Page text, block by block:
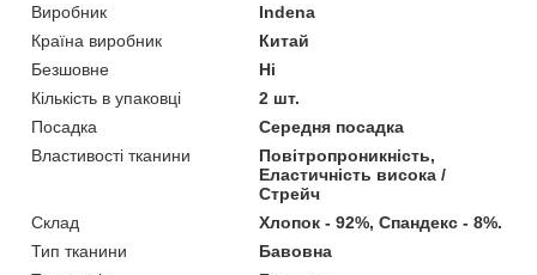
Виробник
Indena
Країна виробник
Китай
Безшовне
Ні
Кількість в упаковці
2 шт.
Посадка
Середня посадка
Властивості тканини
Повітропроникність,
Еластичність висока /
Стрейч
Склад
Хлопок - 92%, Спандекс - 8%.
Тип тканини
Бавовна